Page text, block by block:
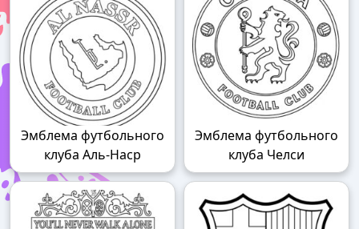
Эмблема футбольного
клуба Аль-Наср
Эмблема футбольного
клуба Челси